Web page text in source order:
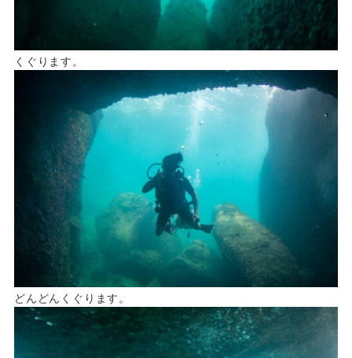
くぐります。
どんどんくぐります。